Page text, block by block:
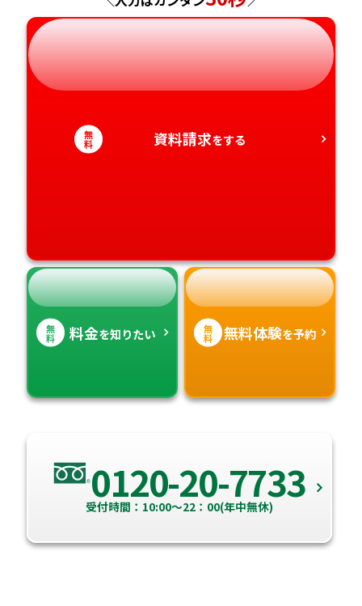
静岡県
奈良県
和歌山県
山口県
徳島県
熊本県
大分県
無
料 資料請求をする
無
料 料金を知りたい 無
料 無料体験を予約
0120-20-7733
受付時間：10:00～22：00(年中無休)